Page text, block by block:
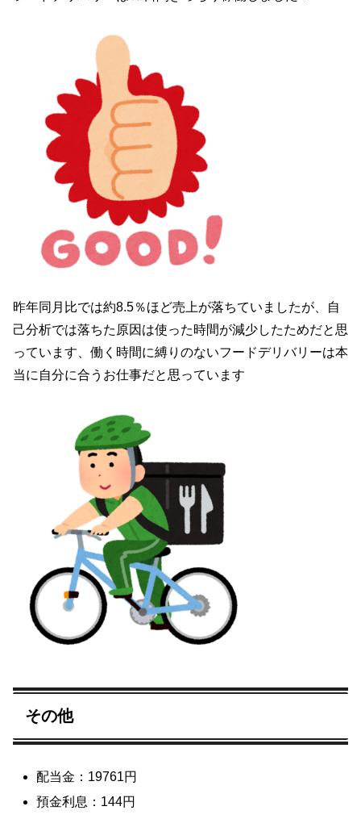
昨年同月比では約8.5％ほど売上が落ちていましたが、自
己分析では落ちた原因は使った時間が減少したためだと思
っています、働く時間に縛りのないフードデリバリーは本
当に自分に合うお仕事だと思っています
その他
配当金：19761円
預金利息：144円